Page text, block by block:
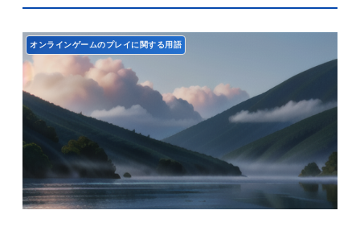
オンラインゲームのプレイに関する用語